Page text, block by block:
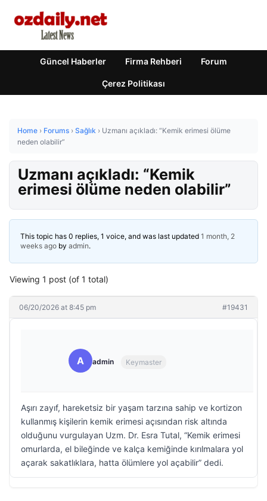
Güncel Haberler Firma Rehberi Forum
Çerez Politikası
Home › Forums › Sağlık › Uzmanı açıkladı: “Kemik erimesi ölüme
neden olabilir”
Uzmanı açıkladı: “Kemik
erimesi ölüme neden olabilir”
This topic has 0 replies, 1 voice, and was last updated 1 month, 2
weeks ago by admin.
Viewing 1 post (of 1 total)
06/20/2026 at 8:45 pm #19431
A admin Keymaster
Aşırı zayıf, hareketsiz bir yaşam tarzına sahip ve kortizon
kullanmış kişilerin kemik erimesi açısından risk altında
olduğunu vurgulayan Uzm. Dr. Esra Tutal, “Kemik erimesi
omurlarda, el bileğinde ve kalça kemiğinde kırılmalara yol
açarak sakatlıklara, hatta ölümlere yol açabilir” dedi.